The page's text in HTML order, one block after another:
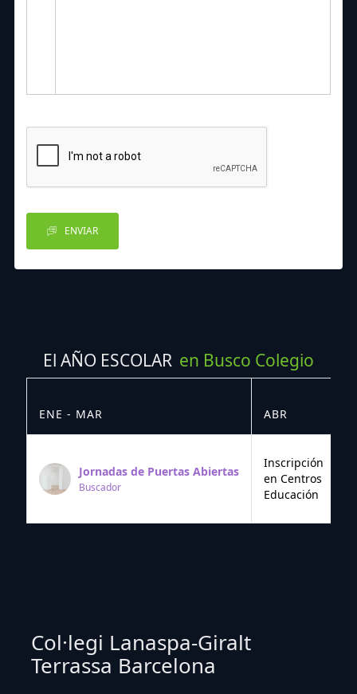
ENVIAR
El AÑO ESCOLAR en Busco Colegio
ENE - MAR ABR
Jornadas de Puertas Abiertas
Buscador
Inscripción
en Centros
Educación
Col·legi Lanaspa-Giralt
Terrassa Barcelona